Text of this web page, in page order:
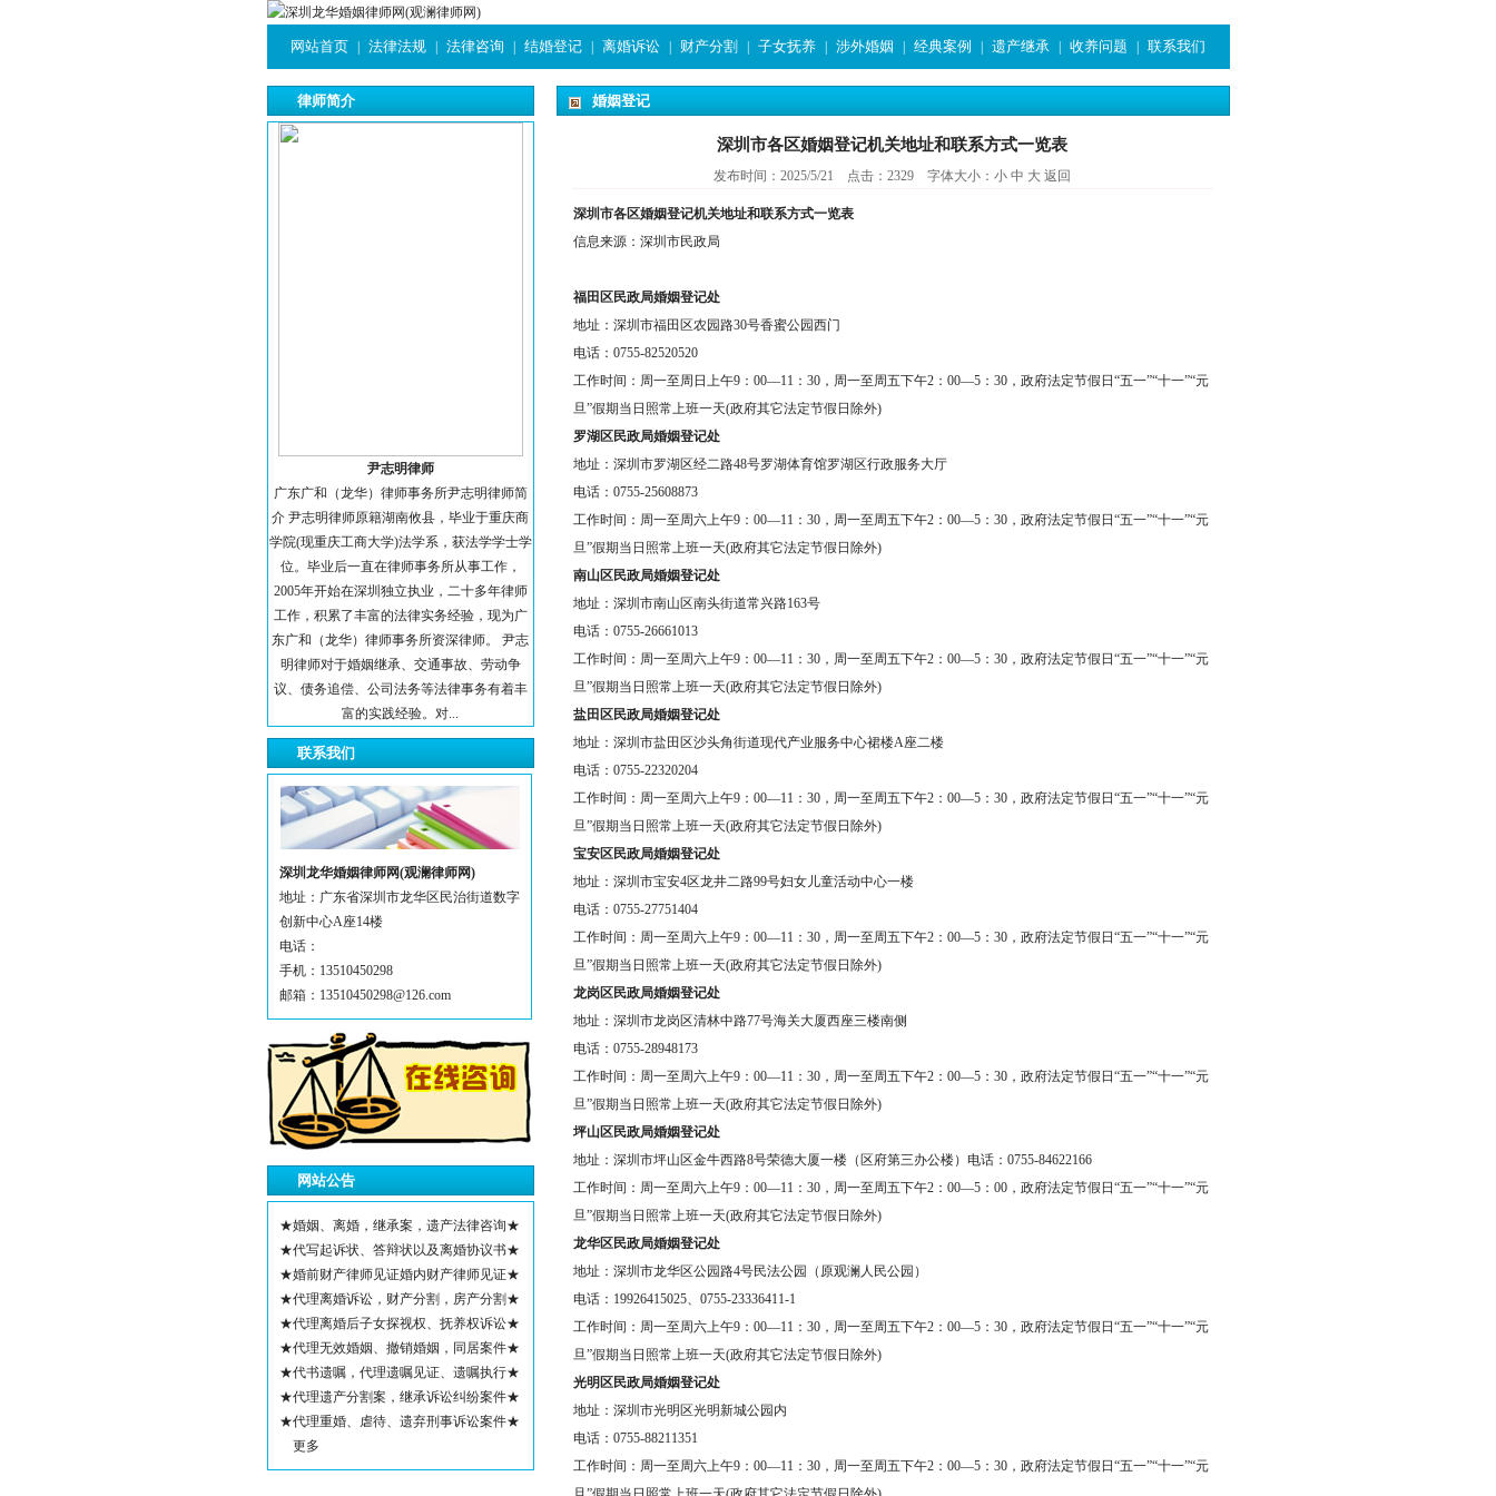
网站首页 法律法规 法律咨询 结婚登记 离婚诉讼 财产分割 子女抚养 涉外婚姻 经典案例 遗产继承 收养问题 联系我们
律师简介
尹志明律师
广东广和（龙华）律师事务所尹志明律师简
介 尹志明律师原籍湖南攸县，毕业于重庆商
学院(现重庆工商大学)法学系，获法学学士学
位。毕业后一直在律师事务所从事工作，
2005年开始在深圳独立执业，二十多年律师
工作，积累了丰富的法律实务经验，现为广
东广和（龙华）律师事务所资深律师。 尹志
明律师对于婚姻继承、交通事故、劳动争
议、债务追偿、公司法务等法律事务有着丰
富的实践经验。对...
联系我们
深圳龙华婚姻律师网(观澜律师网)
地址：广东省深圳市龙华区民治街道数字
创新中心A座14楼
电话：
手机：13510450298
邮箱：13510450298@126.com
网站公告
★婚姻、离婚，继承案，遗产法律咨询★
★代写起诉状、答辩状以及离婚协议书★
★婚前财产律师见证婚内财产律师见证★
★代理离婚诉讼，财产分割，房产分割★
★代理离婚后子女探视权、抚养权诉讼★
★代理无效婚姻、撤销婚姻，同居案件★
★代书遗嘱，代理遗嘱见证、遗嘱执行★
★代理遗产分割案，继承诉讼纠纷案件★
★代理重婚、虐待、遗弃刑事诉讼案件★
更多
婚姻登记
深圳市各区婚姻登记机关地址和联系方式一览表
发布时间：2025/5/21 点击：2329 字体大小： 小 中 大 返回
深圳市各区婚姻登记机关地址和联系方式一览表
信息来源：深圳市民政局
福田区民政局婚姻登记处
地址： 深圳市福田区农园路30号香蜜公园西门
电话： 0755-82520520
工作时间： 周一至周日上午9： 00—11 ： 30，周一至周五下午2： 00—5： 30，政府法定节假日“五一”“十一”“元
旦”假期当日照常上班一天(政府其它法定节假日除外)
罗湖区民政局婚姻登记处
地址： 深圳市罗湖区经二路48号罗湖体育馆罗湖区行政服务大厅
电话： 0755-25608873
工作时间： 周一至周六上午9： 00—11 ： 30，周一至周五下午2： 00—5： 30，政府法定节假日“五一”“十一”“元
旦”假期当日照常上班一天(政府其它法定节假日除外)
南山区民政局婚姻登记处
地址： 深圳市南山区南头街道常兴路163号
电话： 0755-26661013
工作时间： 周一至周六上午9： 00—11 ： 30，周一至周五下午2： 00—5： 30，政府法定节假日“五一”“十一”“元
旦”假期当日照常上班一天(政府其它法定节假日除外)
盐田区民政局婚姻登记处
地址： 深圳市盐田区沙头角街道现代产业服务中心裙楼A座二楼
电话： 0755-22320204
工作时间： 周一至周六上午9： 00—11 ： 30，周一至周五下午2： 00—5： 30，政府法定节假日“五一”“十一”“元
旦”假期当日照常上班一天(政府其它法定节假日除外)
宝安区民政局婚姻登记处
地址： 深圳市宝安4区龙井二路99号妇女儿童活动中心一楼
电话： 0755-27751404
工作时间： 周一至周六上午9： 00—11 ： 30，周一至周五下午2： 00—5： 30，政府法定节假日“五一”“十一”“元
旦”假期当日照常上班一天(政府其它法定节假日除外)
龙岗区民政局婚姻登记处
地址： 深圳市龙岗区清林中路77号海关大厦西座三楼南侧
电话： 0755-28948173
工作时间： 周一至周六上午9： 00—11 ： 30，周一至周五下午2： 00—5： 30，政府法定节假日“五一”“十一”“元
旦”假期当日照常上班一天(政府其它法定节假日除外)
坪山区民政局婚姻登记处
地址： 深圳市坪山区金牛西路8号荣德大厦一楼（区府第三办公楼） 电话： 0755-84622166
工作时间： 周一至周六上午9： 00—11 ： 30，周一至周五下午2： 00—5： 00，政府法定节假日“五一”“十一”“元
旦”假期当日照常上班一天(政府其它法定节假日除外)
龙华区民政局婚姻登记处
地址： 深圳市龙华区公园路4号民法公园（原观澜人民公园）
电话： 19926415025、 0755-23336411-1
工作时间： 周一至周六上午9： 00—11 ： 30，周一至周五下午2： 00—5： 30，政府法定节假日“五一”“十一”“元
旦”假期当日照常上班一天(政府其它法定节假日除外)
光明区民政局婚姻登记处
地址：深圳市光明区光明新城公园内
电话： 0755-88211351
工作时间： 周一至周六上午9： 00—11 ： 30，周一至周五下午2： 00—5： 30，政府法定节假日“五一”“十一”“元